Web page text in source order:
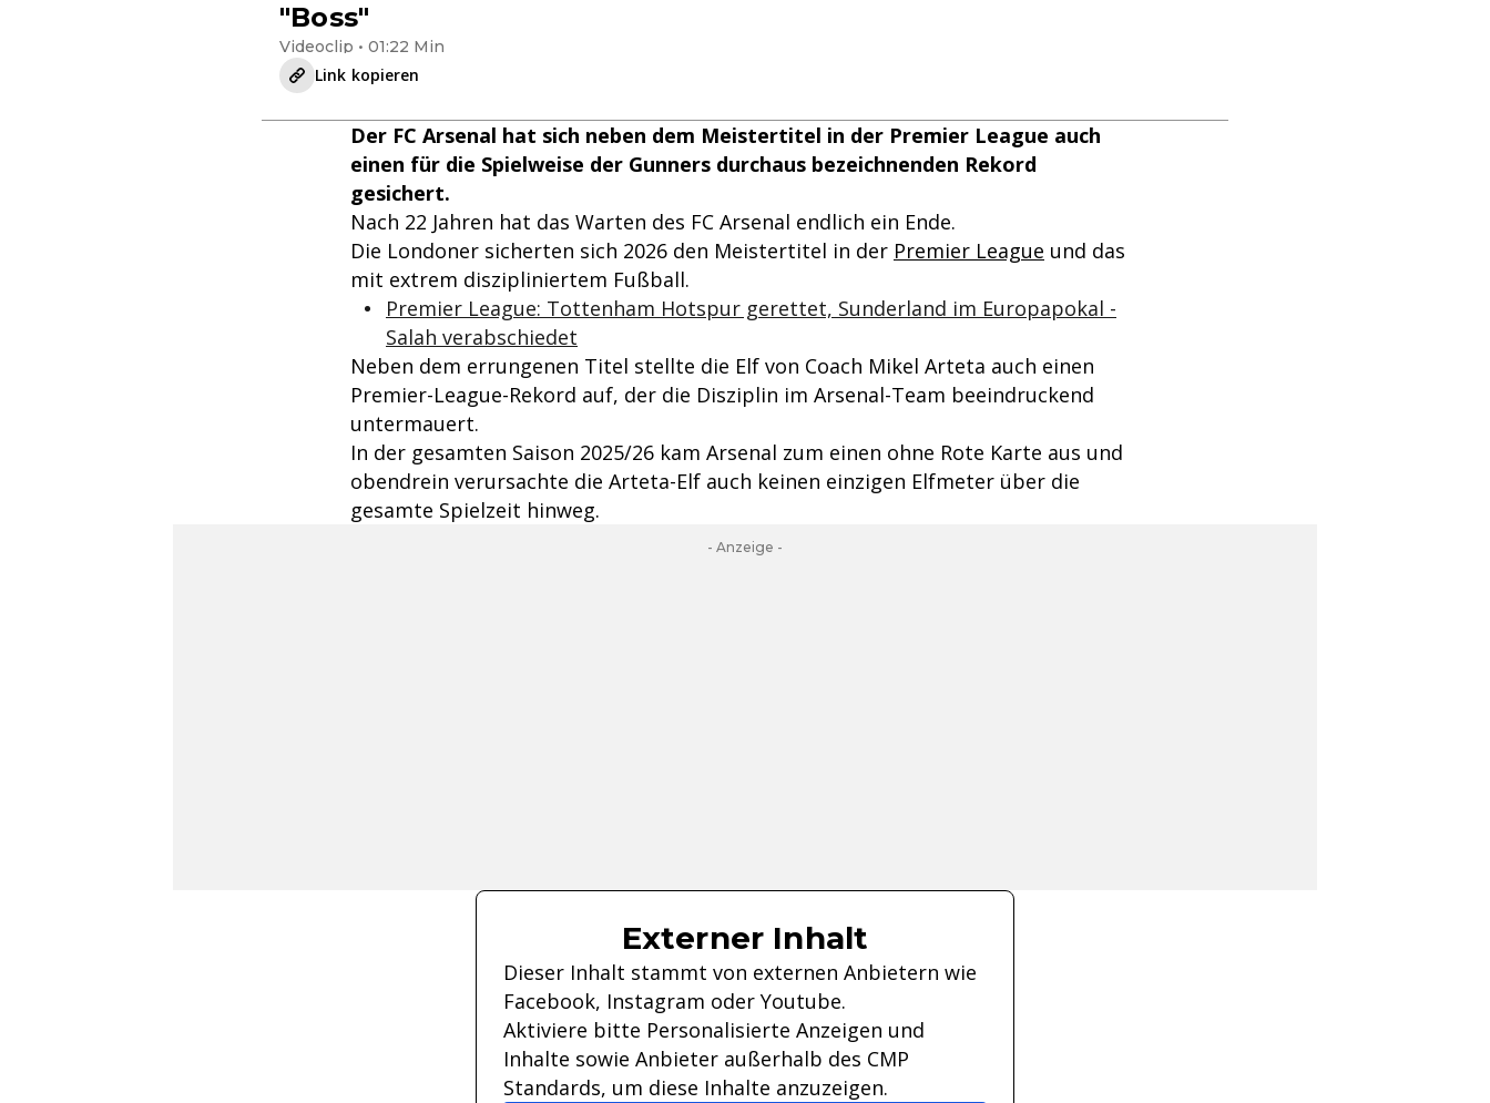
"Boss"
Videoclip • 01:22 Min
Link kopieren
Der FC Arsenal hat sich neben dem Meistertitel in der Premier League auch
einen für die Spielweise der Gunners durchaus bezeichnenden Rekord
gesichert.
Nach 22 Jahren hat das Warten des FC Arsenal endlich ein Ende.
Die Londoner sicherten sich 2026 den Meistertitel in der Premier League und das
mit extrem diszipliniertem Fußball.
Premier League: Tottenham Hotspur gerettet, Sunderland im Europapokal -
Salah verabschiedet
Neben dem errungenen Titel stellte die Elf von Coach Mikel Arteta auch einen
Premier-League-Rekord auf, der die Disziplin im Arsenal-Team beeindruckend
untermauert.
In der gesamten Saison 2025/26 kam Arsenal zum einen ohne Rote Karte aus und
obendrein verursachte die Arteta-Elf auch keinen einzigen Elfmeter über die
gesamte Spielzeit hinweg.
- Anzeige -
Externer Inhalt
Dieser Inhalt stammt von externen Anbietern wie
Facebook, Instagram oder Youtube.
Aktiviere bitte Personalisierte Anzeigen und
Inhalte sowie Anbieter außerhalb des CMP
Standards, um diese Inhalte anzuzeigen.